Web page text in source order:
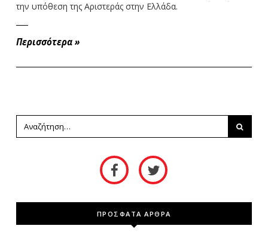
την υπόθεση της Αριστεράς στην Ελλάδα.
Περισσότερα »
ΠΡΟΣΦΑΤΑ ΑΡΘΡΑ